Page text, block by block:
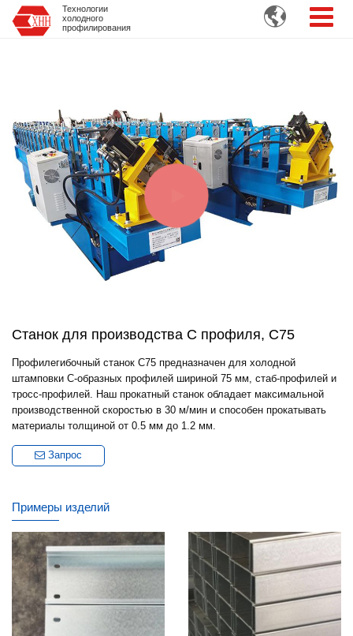
Технологии
холодного
профилирования

Станок для производства C профиля, C75
Профилегибочный станок C75 предназначен для холодной
штамповки C-образных профилей шириной 75 мм, стаб-профилей и
тросс-профилей. Наш прокатный станок обладает максимальной
производственной скоростью в 30 м/мин и способен прокатывать
материалы толщиной от 0.5 мм до 1.2 мм.
Запрос
Примеры изделий